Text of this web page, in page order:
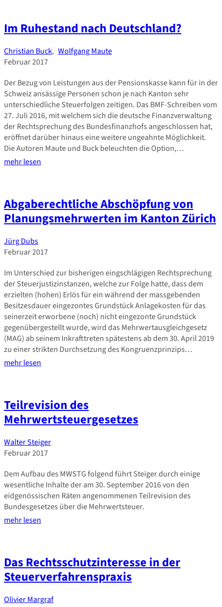
Im Ruhestand nach Deutschland?
Christian Buck, Wolfgang Maute
Februar 2017
Der Bezug von Leistungen aus der Pensionskasse kann für in der
Schweiz ansässige Personen schon je nach Kanton sehr
unterschiedliche Steuerfolgen zeitigen. Das BMF-Schreiben vom
27. Juli 2016, mit welchem sich die deutsche Finanzverwaltung
der Rechtsprechung des Bundesfinanzhofs angeschlossen hat,
eröffnet darüber hinaus eine weitere ungeahnte Möglichkeit.
Die Autoren Maute und Buck beleuchten die Option,…
mehr lesen
Abgaberechtliche Abschöpfung von
Planungsmehrwerten im Kanton Zürich
Jürg Dubs
Februar 2017
Im Unterschied zur bisherigen eingschlägigen Rechtsprechung
der Steuerjustizinstanzen, welche zur Folge hatte, dass dem
erzielten (hohen) Erlös für ein während der massgebenden
Besitzesdauer eingezontes Grundstück Anlagekosten für das
seinerzeit erworbene (noch) nicht eingezonte Grundstück
gegenübergestellt wurde, wird das Mehrwertausgleichgesetz
(MAG) ab seinem Inkrafttreten spätestens ab dem 30. April 2019
zu einer strikten Durchsetzung des Kongruenzprinzips…
mehr lesen
Teilrevision des
Mehrwertsteuergesetzes
Walter Steiger
Februar 2017
Dem Aufbau des MWSTG folgend führt Steiger durch einige
wesentliche Inhalte der am 30. September 2016 von den
eidgenössischen Räten angenommenen Teilrevision des
Bundesgesetzes über die Mehrwertsteuer.
mehr lesen
Das Rechtsschutzinteresse in der
Steuerverfahrenspraxis
Olivier Margraf